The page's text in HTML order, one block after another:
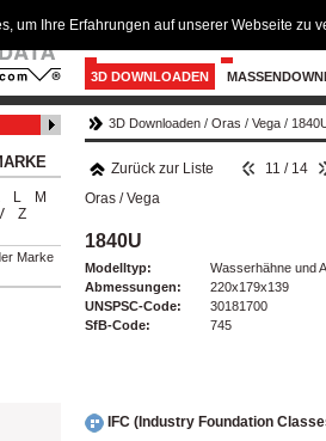
3D DOWNLOADEN
L
M
Z
Marke
3D Downloaden / Oras / Vega /
Zurück zur Liste
11 / 14
Oras /Vega
1840U
Modelltyp:
Wasserhähne und
Abmessungen:
220x179x139
UNSPSC-Code:
30181700
SfB-Code:
745
IFC (Industry Foundation
um Ihre Erfahrungen auf unserer Webseite